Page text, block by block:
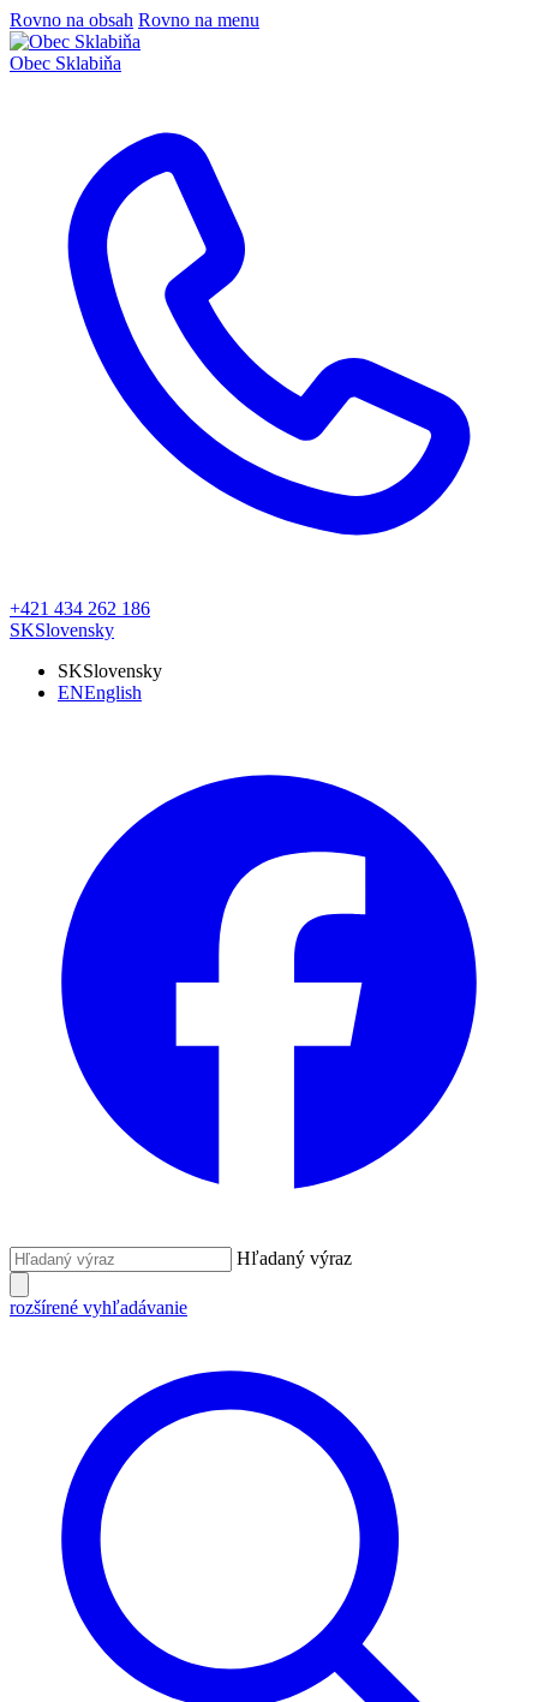
Rovno na obsah Rovno na menu
Obec Sklabiňa
+421 434 262 186
SKSlovensky
SKSlovensky
ENEnglish
Hľadaný výraz
rozšírené vyhľadávanie